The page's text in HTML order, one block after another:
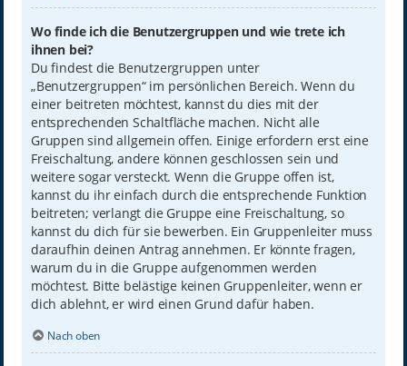
Wo finde ich die Benutzergruppen und wie trete ich
ihnen bei?
Du findest die Benutzergruppen unter
„Benutzergruppen“ im persönlichen Bereich. Wenn du
einer beitreten möchtest, kannst du dies mit der
entsprechenden Schaltfläche machen. Nicht alle
Gruppen sind allgemein offen. Einige erfordern erst eine
Freischaltung, andere können geschlossen sein und
weitere sogar versteckt. Wenn die Gruppe offen ist,
kannst du ihr einfach durch die entsprechende Funktion
beitreten; verlangt die Gruppe eine Freischaltung, so
kannst du dich für sie bewerben. Ein Gruppenleiter muss
daraufhin deinen Antrag annehmen. Er könnte fragen,
warum du in die Gruppe aufgenommen werden
möchtest. Bitte belästige keinen Gruppenleiter, wenn er
dich ablehnt, er wird einen Grund dafür haben.
Nach oben